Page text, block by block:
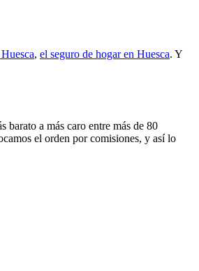
, el seguro de hogar en Huesca. Y
barato a más caro entre más de 80
el orden por comisiones, y así lo